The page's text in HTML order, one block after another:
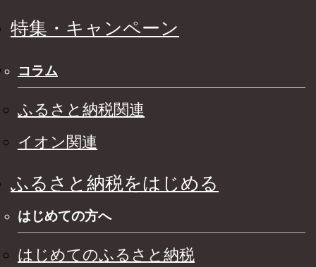
特集・キャンペーン
コラム
ふるさと納税関連
イオン関連
ふるさと納税をはじめる
はじめての方へ
はじめてのふるさと納税